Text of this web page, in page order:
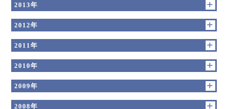
2013年
2012年
2011年
2010年
2009年
2008年